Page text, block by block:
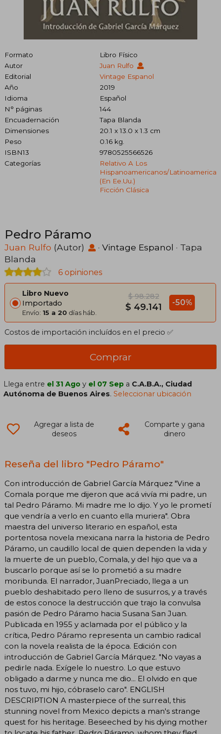
Formato
Libro Físico
Autor
Juan Rulfo
Editorial
Vintage Espanol
Año
2019
Idioma
Español
N° páginas
144
Encuadernación
Tapa Blanda
Dimensiones
20.1 x 13.0 x 1.3 cm
Peso
0.16 kg.
ISBN13
9780525566526
Categorías
Relativo A Los
Hispanoamericanos/
(en Ee.uu.)
Ficción Clásica
Pedro Páramo
Juan Rulfo (Autor) · Vintage Espanol · Tapa
Blanda
6 opiniones
Libro Nuevo
Importado
Envío: 15 a 20 días háb.
$ 98.282
$ 49.141 -50%
Costos de importación incluídos en el precio ✅
Comprar
Llega entre el 31 Ago y el 07 Sep a C.A.B.A., Ciudad
Autónoma de Buenos Aires.Seleccionar ubicación
Agregar a lista de
deseos
Comparte y gana
dinero
Reseña del libro "Pedro Páramo"
Con introducción de Gabriel García Márquez "Vine a
Comala porque me dijeron que acá vivía mi padre, un
tal Pedro Páramo. Mi madre me lo dijo. Y yo le prometí
que vendría a verlo en cuanto ella muriera". Obra
maestra del universo literario en español, esta
portentosa novela mexicana narra la historia de Pedro
Páramo, un caudillo local de quien dependen la vida y
la muerte de un pueblo, Comala, y del hijo que va a
buscarlo porque así se lo prometió a su madre
moribunda. El narrador, JuanPreciado, llega a un
pueblo deshabitado pero lleno de susurros, y a través
de estos conoce la destrucción que trajo la convulsa
pasión de Pedro Páramo hacia Susana San Juan.
Publicada en 1955 y aclamada por el público y la
crítica, Pedro Páramo representa un cambio radical
con la novela realista de la época. Edición con
introducción de Gabriel García Márquez. "No vayas a
pedirle nada. Exígele lo nuestro. Lo que estuvo
obligado a darme y nunca me dio... El olvido en que
nos tuvo, mi hijo, cóbraselo caro". ENGLISH
DESCRIPTION A masterpiece of the surreal, this
stunning novel from Mexico depicts a man's strange
quest for his heritage. Beseeched by his dying mother